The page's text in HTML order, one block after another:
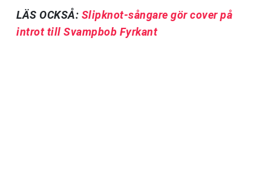
LÄS OCKSÅ: Slipknot-sångare gör cover på
introt till Svampbob Fyrkant